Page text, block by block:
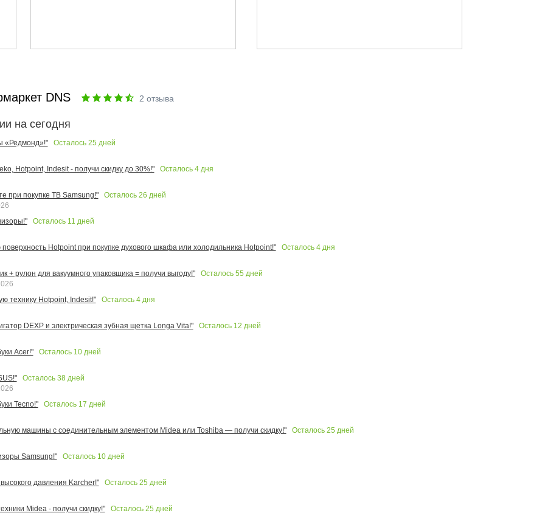
DNS 2 отзыва
на сегодня
«Редмонд»!" Осталось 25 дней
Hotpoint, Indesit - получи скидку до 30%!" Осталось 4дня
при покупке ТВ Samsung!" Осталось 26 дней
Осталось 11 дней
Hotpoint при покупке духового шкафа или холодильника Hotpoint!" Осталось 4дня
+ рулон для вакуумного упаковщика = получи выгоду!" Осталось 55 дней
технику Hotpoint, Indesit!"
Осталось 4дня
DEXP и электрическая зубная щетка Longa Vita!" Осталось 12 дней
Acer!" Осталось 10дней
Осталось 38дней
Tecno!"
Осталось 17 дней
машины с соединительным элементом Midea или Toshiba — получи скидку!" Осталось 25 дней
Samsung!" Осталось 10дней
давления Karcher!" Осталось 25 дней
Midea - получи скидку!" Осталось 25 дней